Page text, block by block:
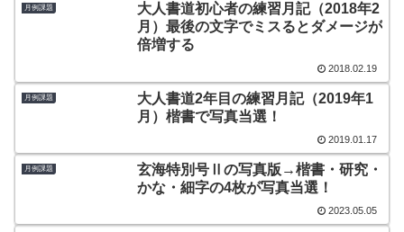
月例課題
大人書道初心者の練習月記（2018年2
月）最後の文字でミスるとダメージが
倍増する
2018.02.19
月例課題
大人書道2年目の練習月記（2019年1
月）楷書で写真当選！
2019.01.17
月例課題
玄海特別号Ⅱの写真版→楷書・研究・
かな・細字の4枚が写真当選！
2023.05.05